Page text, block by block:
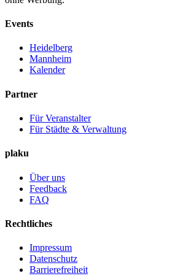
Events
Heidelberg
Mannheim
Kalender
Partner
Für Veranstalter
Für Städte & Verwaltung
plaku
Über uns
Feedback
FAQ
Rechtliches
Impressum
Datenschutz
Barrierefreiheit